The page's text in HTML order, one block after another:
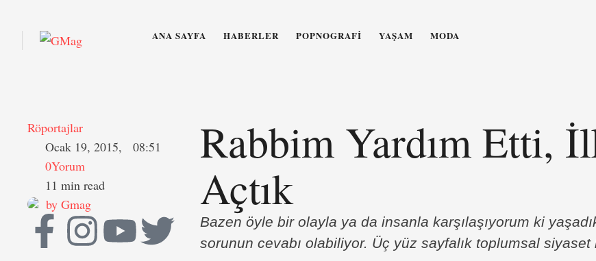
ANA SAYFA HABERLER POPNOGRAFI YAŞAM MODA
Röportajlar
Ocak 19, 2015,
08:51
0Yorum
11 min read
by Gmag
Rabbim Yardım Etti,
Açtık
Bazen öyle bir olayla ya da insanla karşılaşıyorum ki
sorunun cevabı olabiliyor. Üç yüz sayfalık toplumsal siyaset